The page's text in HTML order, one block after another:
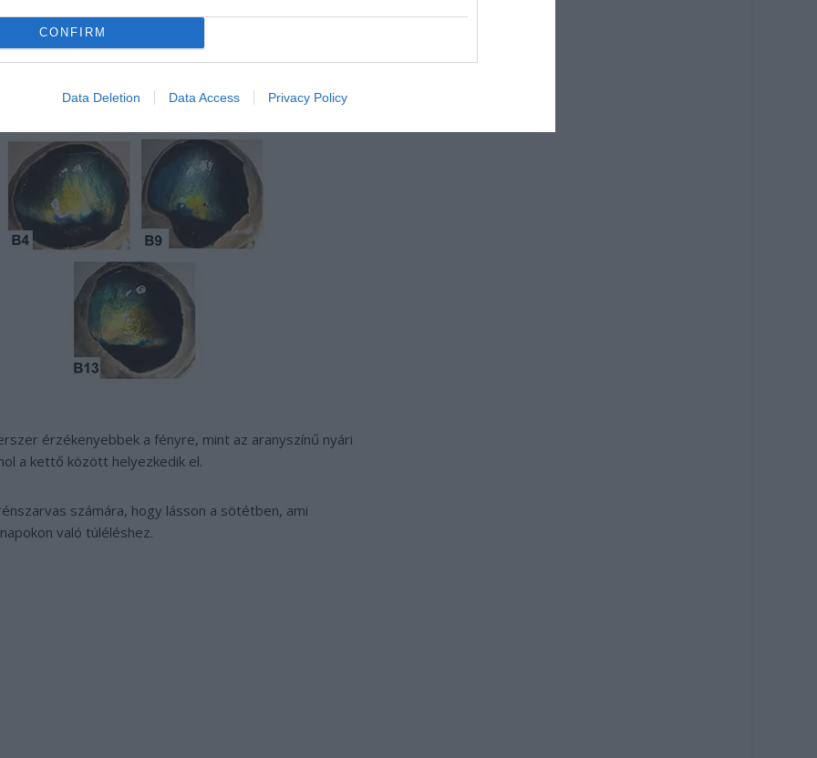
CONFIRM
Data Deletion Data Access Privacy Policy
érzékenyebbek a fényre, mint az aranyszínű nyári
a kettő között helyezkedik el.
számára, hogy lásson a sötétben, ami
való túléléshez.